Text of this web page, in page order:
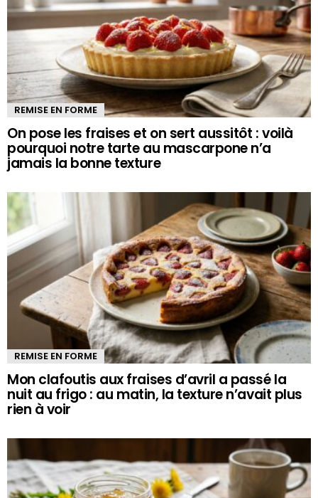
REMISE EN FORME
On pose les fraises et on sert aussitôt : voilà
pourquoi notre tarte au mascarpone n’a
jamais la bonne texture
REMISE EN FORME
Mon clafoutis aux fraises d’avril a passé la
nuit au frigo : au matin, la texture n’avait plus
rien à voir